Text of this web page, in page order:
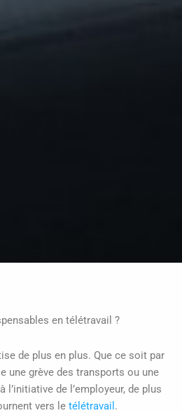
en télétravail ?
de plus en plus. Que ce soit par
une grève des transports ou une
l’initiative de l’employeur, de plus
vers le télétravail .